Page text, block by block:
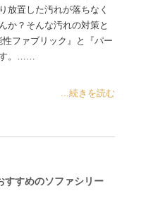
放置した汚れが落ちなく
か？そんな汚れの対策と
ファブリック』と『パー
す。……
...続きを読む
すすめのソファシリー